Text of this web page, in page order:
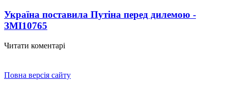
Україна поставила Путіна перед дилемою -
ЗМІ10765
Читати коментарі
Повна версія сайту